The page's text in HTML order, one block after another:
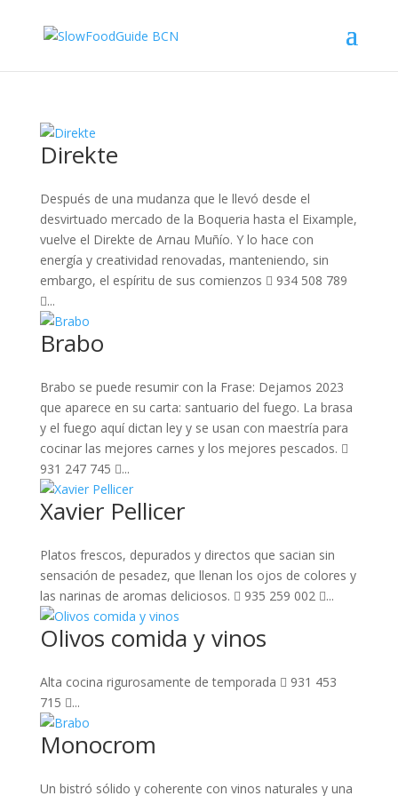
Direkte
Después de una mudanza que le llevó desde el
desvirtuado mercado de la Boqueria hasta el Eixample,
vuelve el Direkte de Arnau Muñío. Y lo hace con
energía y creatividad renovadas, manteniendo, sin
embargo, el espíritu de sus comienzos  934 508 789
...
Brabo
Brabo se puede resumir con la Frase: Dejamos 2023
que aparece en su carta: santuario del fuego. La brasa
y el fuego aquí dictan ley y se usan con maestría para
cocinar las mejores carnes y los mejores pescados. 
931 247 745 ...
Xavier Pellicer
Platos frescos, depurados y directos que sacian sin
sensación de pesadez, que llenan los ojos de colores y
las narinas de aromas deliciosos.  935 259 002 ...
Olivos comida y vinos
Alta cocina rigurosamente de temporada  931 453
715 ...
Monocrom
Un bistró sólido y coherente con vinos naturales y una